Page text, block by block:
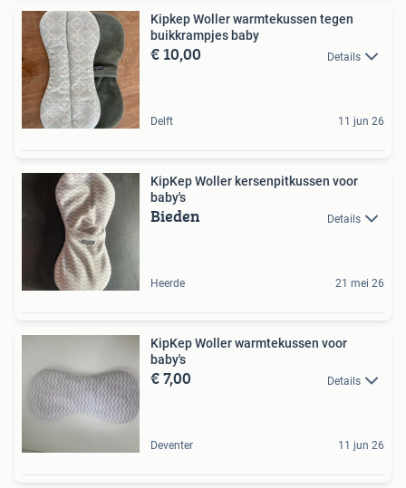
Kipkep Woller warmtekussen tegen
buikkrampjes baby
€ 10,00 Details
Delft 11 jun 26
KipKep Woller kersenpitkussen voor
baby's
Bieden Details
Heerde 21 mei 26
KipKep Woller warmtekussen voor
baby's
€ 7,00 Details
Deventer 11 jun 26